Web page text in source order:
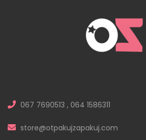
067 7690513 , 064 1586311
store@otpakujzapakuj.com